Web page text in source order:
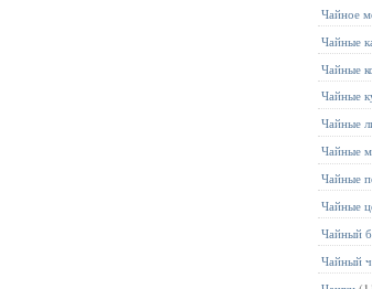
Чайное
Чайные
Чайные
Чайные
Чайные
Чайные
Чайные
Чайные
Чайный
Чайный